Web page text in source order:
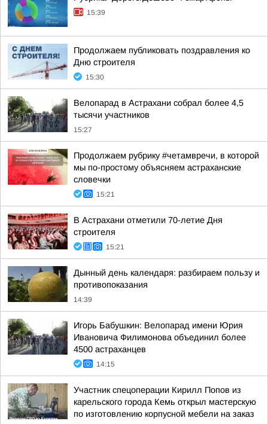
15:39
Продолжаем публиковать поздравления ко
Дню строителя
15:30
Велопарад в Астрахани собрал более 4,5
тысячи участников
15:27
Продолжаем рубрику #четамвречи, в которой
мы по-простому объясняем астраханские
словечки
15:21
В Астрахани отметили 70-летие Дня
строителя
15:21
Дынный день календаря: разбираем пользу и
противопоказания
14:39
Игорь Бабушкин: Велопарад имени Юрия
Ивановича Филимонова объединил более
4500 астраханцев
14:15
Участник спецоперации Кирилл Попов из
карельского города Кемь открыл мастерскую
по изготовлению корпусной мебели на заказ